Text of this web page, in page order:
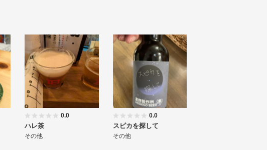
0.0
ハレ茶
その他
0.0
スピカを探して
その他